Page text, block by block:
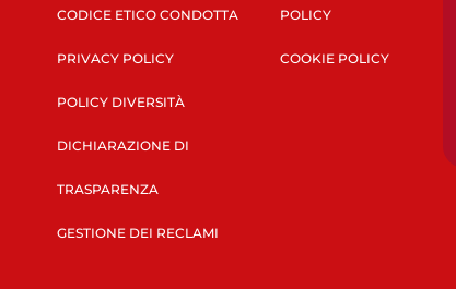
CODICE ETICO CONDOTTA
PRIVACY POLICY
POLICY DIVERSITÀ
DICHIARAZIONE DI
TRASPARENZA
GESTIONE DEI RECLAMI
POLICY
COOKIE POLICY